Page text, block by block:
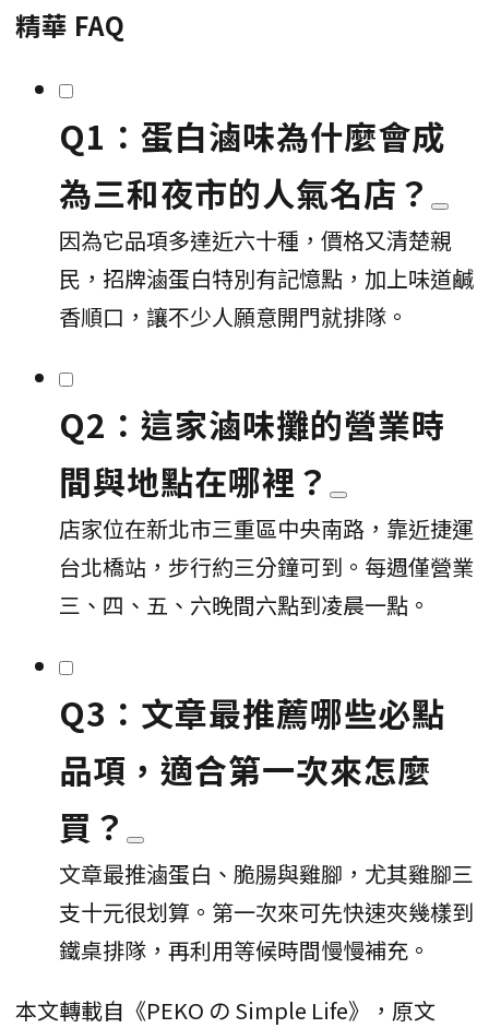
精華 FAQ
Q1：蛋白滷味為什麼會成
為三和夜市的人氣名店？
因為它品項多達近六十種，價格又清楚親
民，招牌滷蛋白特別有記憶點，加上味道鹹
香順口，讓不少人願意開門就排隊。
Q2：這家滷味攤的營業時
間與地點在哪裡？
店家位在新北市三重區中央南路，靠近捷運
台北橋站，步行約三分鐘可到。每週僅營業
三、四、五、六晚間六點到凌晨一點。
Q3：文章最推薦哪些必點
品項，適合第一次來怎麼
買？
文章最推滷蛋白、脆腸與雞腳，尤其雞腳三
支十元很划算。第一次來可先快速夾幾樣到
鐵桌排隊，再利用等候時間慢慢補充。
本文轉載自《PEKO の Simple Life》，原文